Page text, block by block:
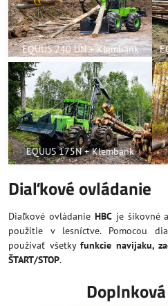
EQUUS 240 UN + Klembank
EQUUS 175N + Klembank
Diaľkové ovládanie
Diaľkové ovládanie HBCje šikovné
použitie v lesníctve. Pomocou
používať všetky funkcie navijaku,
ŠTART/STOP.